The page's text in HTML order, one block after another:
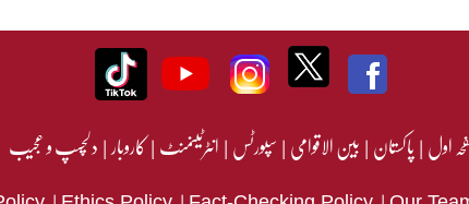
اول|پاکستان|بین الاقوامی|سپورٹس|انٹرٹینمنٹ|کاروبار|دلچسپ و عجیب